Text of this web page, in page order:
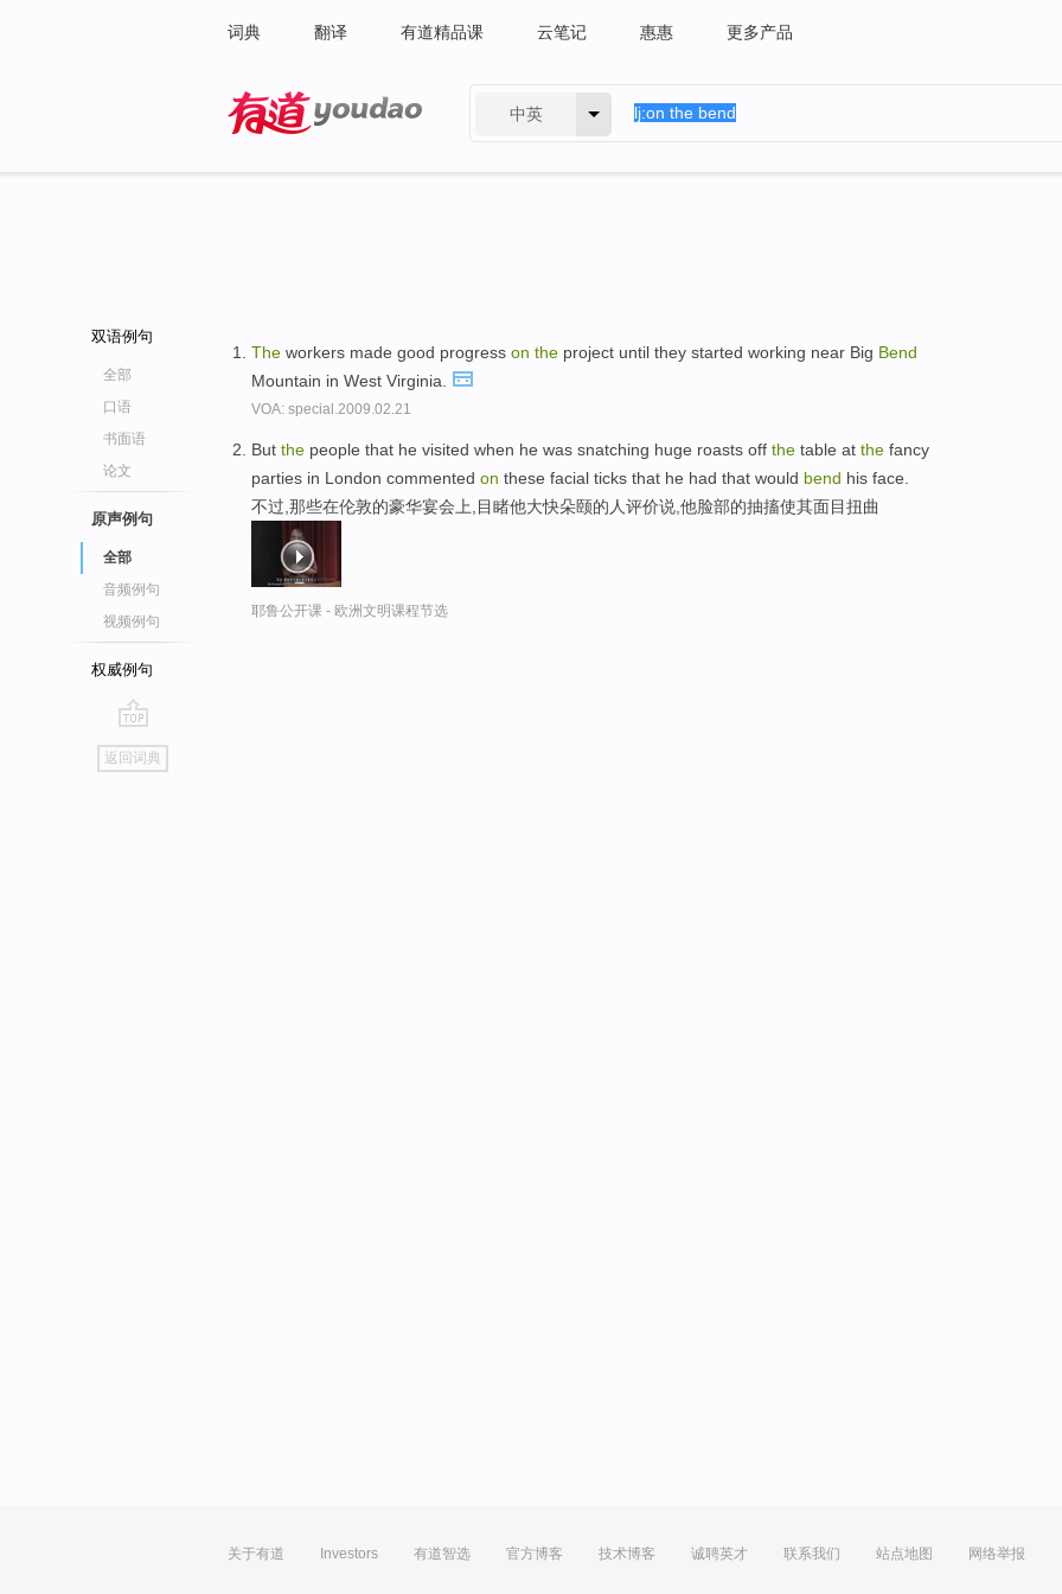
词典 翻译 有道精品课 云笔记 惠惠 更多产品
中英
双语例句
全部
口语
书面语
论文
原声例句
全部
音频例句
视频例句
权威例句
go
top
返回词典
The workers made good progress on the project until they started working near Big Bend
Mountain in West Virginia.
VOA: special.2009.02.21
But the people that he visited when he was snatching huge roasts off the table at the fancy
parties in London commented on these facial ticks that he had that would bend his face.
不过,那些在伦敦的豪华宴会上,目睹他大快朵颐的人评价说,他脸部的抽搐使其面目扭曲
耶鲁公开课 - 欧洲文明课程节选
关于有道 Investors 有道智选 官方博客 技术博客 诚聘英才 联系我们 站点地图 网络举报